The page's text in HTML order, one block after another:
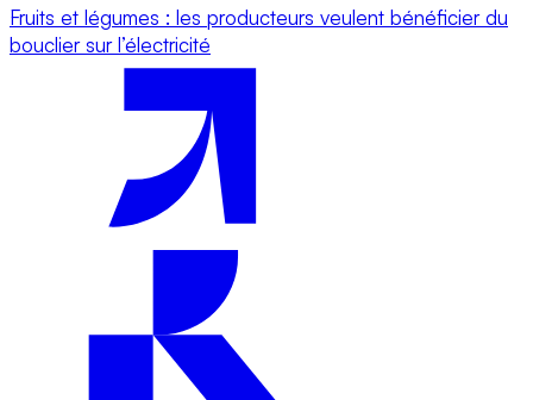
Fruits et légumes : les producteurs veulent bénéficier du
bouclier sur l’électricité